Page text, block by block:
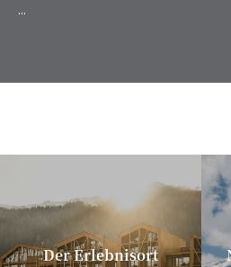
mehr als nur ein gutes
...
Der Erlebnisort